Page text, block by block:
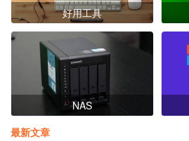
好用工具
NAS
最新文章